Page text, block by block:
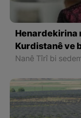
Henardekirina
Kurdistanê ve